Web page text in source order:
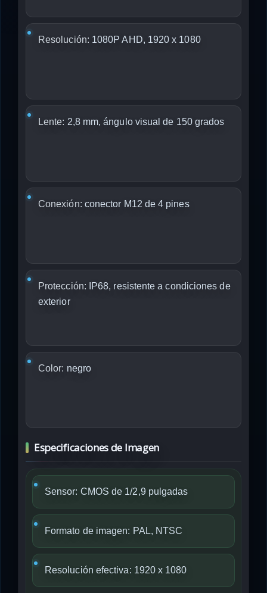
Resolución: 1080P AHD, 1920 x 1080
Lente: 2,8 mm, ángulo visual de 150 grados
Conexión: conector M12 de 4 pines
Protección: IP68, resistente a condiciones de
exterior
Color: negro
Especificaciones de Imagen
Sensor: CMOS de 1/2,9 pulgadas
Formato de imagen: PAL, NTSC
Resolución efectiva: 1920 x 1080